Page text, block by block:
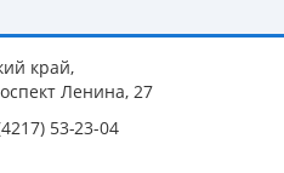
край,
Ленина, 27